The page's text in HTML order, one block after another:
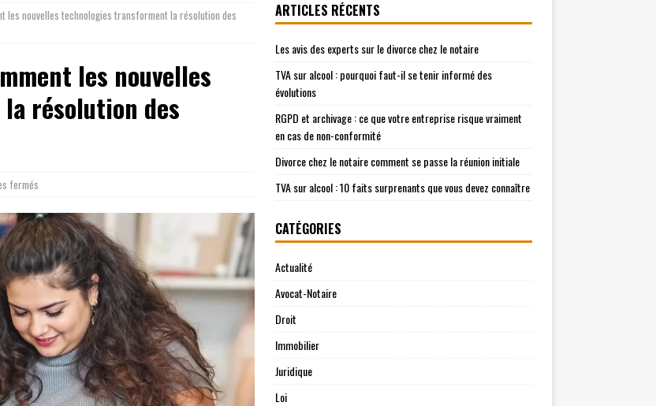
les nouvelles technologies transforment la résolution des
les nouvelles
résolution des
fermés
ARTICLES RÉCENTS
Les avis des experts sur le divorce chez le notaire
TVA sur alcool : pourquoi faut-il se tenir informé des
évolutions
RGPD et archivage : ce que votre entreprise risque vraiment
en cas de non-conformité
Divorce chez le notaire comment se passe la réunion initiale
TVA sur alcool : 10 faits surprenants que vous devez connaître
CATÉGORIES
Actualité
Avocat-Notaire
Droit
Immobilier
Juridique
Loi